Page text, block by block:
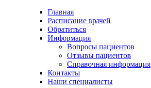
Главная
Расписание врачей
Обратиться
Информация
Вопросы пациентов
Отзывы пациентов
Справочная информация
Контакты
Наши специалисты